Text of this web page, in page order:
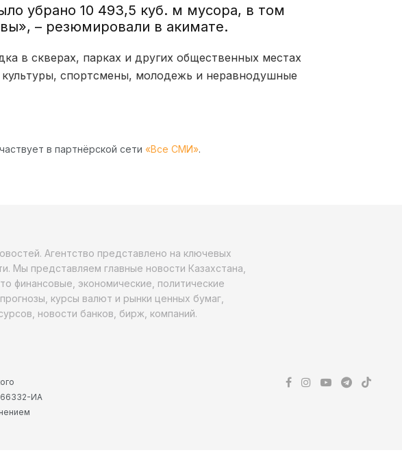
убрано 10 493,5 куб. м мусора, в том
– резюмировали в акимате.
в скверах, парках и других общественных местах
культуры, спортсмены, молодежь и неравнодушные
в партнёрской сети «Все СМИ».
Агентство представлено на ключевых
Мы представляем главные новости Казахстана,
финансовые, экономические, политические
курсы валют и рынки ценных бумаг,
новости банков, бирж, компаний.
ИА